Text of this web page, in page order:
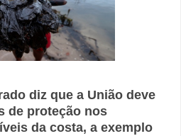
diz que a União deve
de proteção nos
da costa, a exemplo